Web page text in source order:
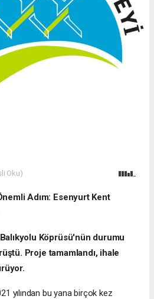
Oku)
Adım: Esenyurt Kent
Köprüsü'nün durumu
Proje tamamlandı, ihale
yılından bu yana birçok kez